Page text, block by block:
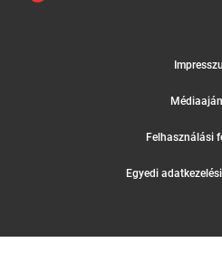
Felhasználási
Egyedi